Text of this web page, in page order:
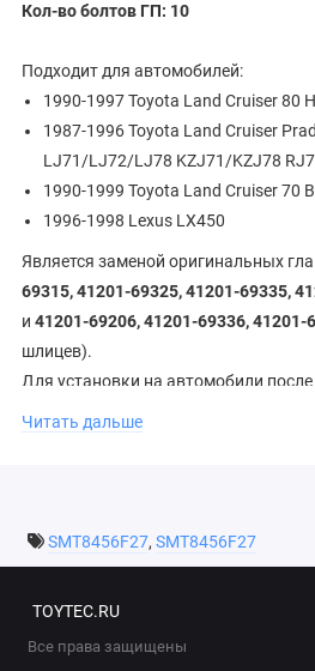
Кол-во болтов ГП: 10
Подходит для автомобилей:
1990-1997 Toyota Land Cruiser 80
1987-1996 Toyota Land Cruiser
LJ71/LJ72/LJ78 KZJ71/KZJ78
1990-1999 Toyota Land Cruiser 70
1996-1998 Lexus LX450
Является заменой оригинальных
69315, 41201-69325, 41201-69335,
и 41201-69206, 41201-69336, 41201-
шлицев).
Для установки на автомобили
понадобится новый фланец на 29
Читать дальше
SMT8456F27, SMT8456F27
TOYTEC.RU
Все права защищены